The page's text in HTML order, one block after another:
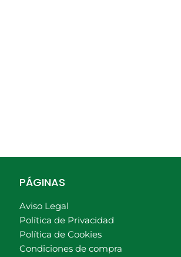
PÁGINAS
Aviso Legal
Política de Privacidad
Política de Cookies
Condiciones de compra